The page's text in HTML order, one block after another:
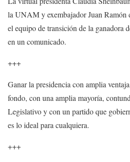
la UNAM y exembajador Juan Ramón
el equipo de transición de la ganadora
en un comunicado.
+++
Ganar la presidencia con amplia
fondo, con una amplia mayoría,
Legislativo y con un partido que
es lo ideal para cualquiera.
+++